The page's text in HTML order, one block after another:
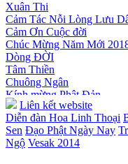
Cảm Tác Nỗi Lòng Lưu
Cảm Ơn Cuộc đời
Chúc Mừng Năm Mới 2018
Dòng ĐỜI
Tâm Thiền
Chuông Ngân
Kính mừng Phật Đản
Anh không chết đâu em
Kiếp này
Liên kết website
Diễn đàn Hoa Linh Thoại
Sen Đạo Phật Ngày Nay
Ngộ Vesak 2014